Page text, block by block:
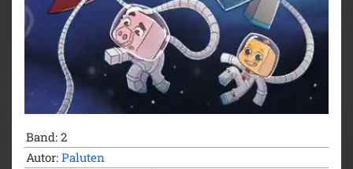
Band: 2
Autor: Paluten